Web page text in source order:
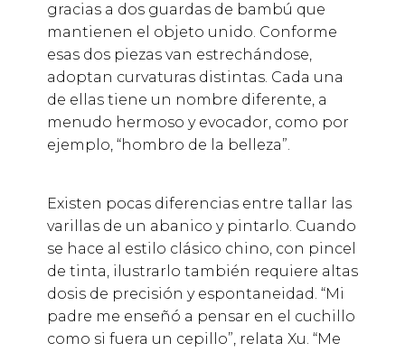
gracias a dos guardas de bambú que
mantienen el objeto unido. Conforme
esas dos piezas van estrechándose,
adoptan curvaturas distintas. Cada una
de ellas tiene un nombre diferente, a
menudo hermoso y evocador, como por
ejemplo, “hombro de la belleza”.
Existen pocas diferencias entre tallar las
varillas de un abanico y pintarlo. Cuando
se hace al estilo clásico chino, con pincel
de tinta, ilustrarlo también requiere altas
dosis de precisión y espontaneidad. “Mi
padre me enseñó a pensar en el cuchillo
como si fuera un cepillo”, relata Xu. “Me